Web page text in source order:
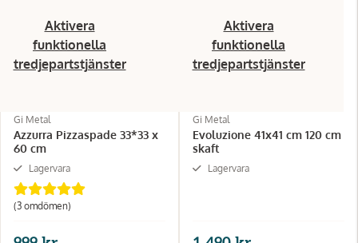
Aktivera
funktionella
tredjepartstjänster
Gi Metal
Azzurra Pizzaspade 33*33 x
60 cm
Lagervara
(3 omdömen)
Aktivera
funktionella
tredjepartstjänster
Gi Metal
Evoluzione 41x41 cm 120 cm
skaft
Lagervara